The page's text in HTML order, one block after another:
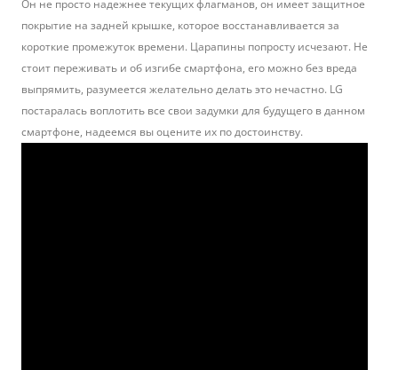
Он не просто надежнее текущих флагманов, он имеет защитное
покрытие на задней крышке, которое восстанавливается за
короткие промежуток времени. Царапины попросту исчезают. Не
стоит переживать и об изгибе смартфона, его можно без вреда
выпрямить, разумеется желательно делать это нечастно. LG
постаралась воплотить все свои задумки для будущего в данном
смартфоне, надеемся вы оцените их по достоинству.